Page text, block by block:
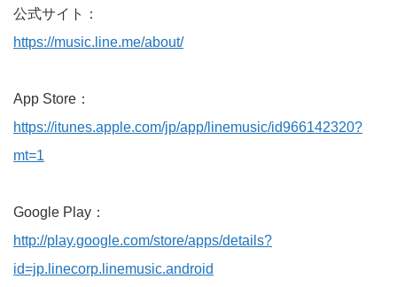
公式サイト：
https://music.line.me/about/
App Store：
https://itunes.apple.com/jp/app/linemusic/id966142320?
mt=1
Google Play：
http://play.google.com/store/apps/details?
id=jp.linecorp.linemusic.android